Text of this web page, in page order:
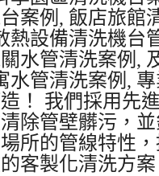
案例, 飯店旅館
熱設備清洗機台
水管清洗案例,
水管清洗案例, 專
！ 我們採用先
除管壁髒污，並
所的管線特性
客製化清洗方案